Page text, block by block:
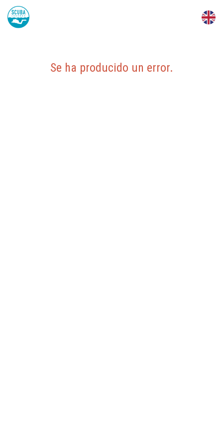
Se ha producido un error.